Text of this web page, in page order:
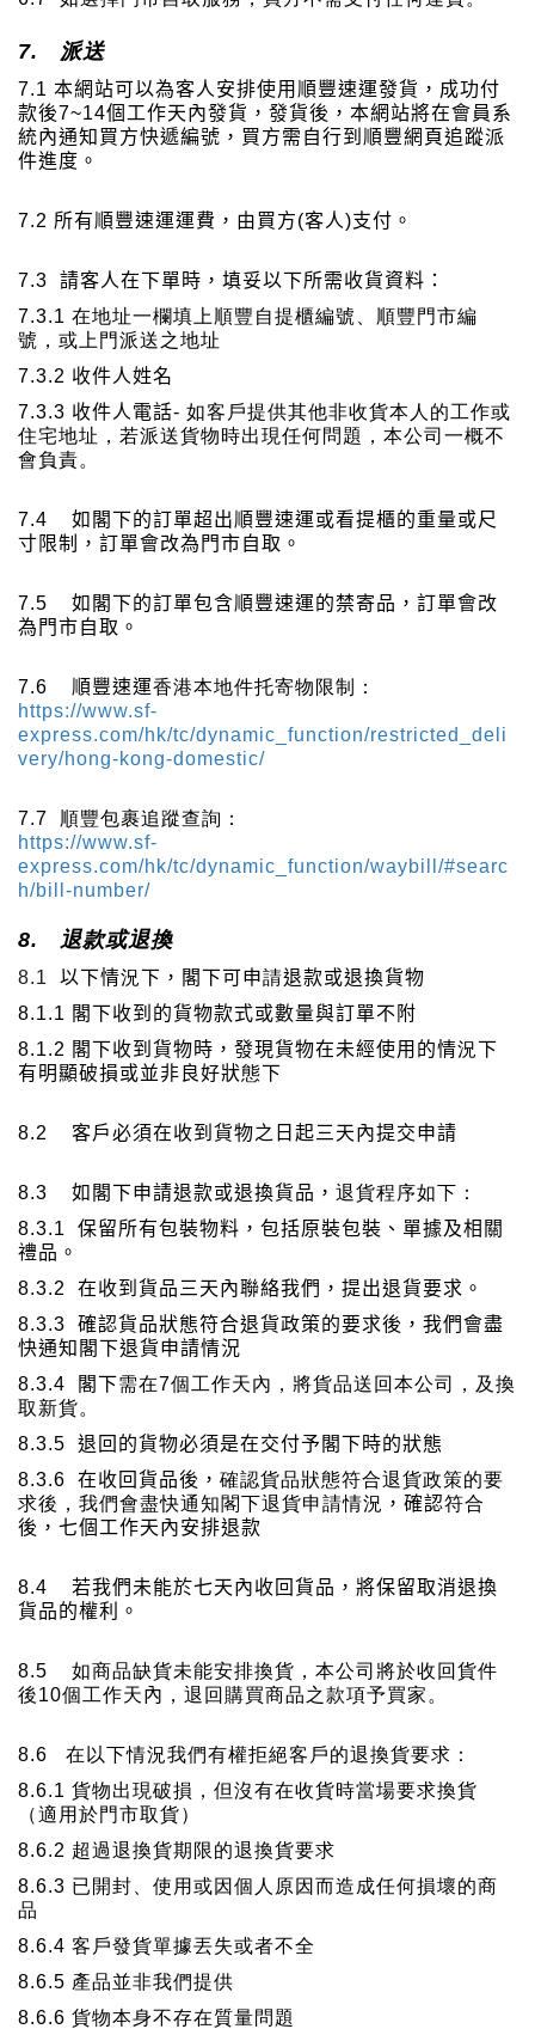
7. 派送
7.1 本網站可以為客人安排使用順豐速運發貨，成功付
款後7~14個工作天內發貨，發貨後，本網站將在會員系
統內通知買方快遞編號，買方需自行到順豐網頁追蹤派
件進度。
7.2 所有順豐速運運費，由買方(客人)支付。
7.3 請客人在下單時，填妥以下所需收貨資料：
7.3.1 在地址一欄填上順豐自提櫃編號、順豐門市編
號，或上門派送之地址
7.3.2 收件人姓名
7.3.3 收件人電話- 如客戶提供其他非收貨本人的工作或
住宅地址，若派送貨物時出現任何問題，本公司一概不
會負責。
7.4 如閣下的訂單超出順豐速運或看提櫃的重量或尺
寸限制，訂單會改為門市自取。
7.5 如閣下的訂單包含順豐速運的禁寄品，訂單會改
為門市自取。
7.6 順豐速運香港本地件托寄物限制：
https://www.sf-
express.com/hk/tc/dynamic_function/restricted_deli
very/hong-kong-domestic/
7.7 順豐包裹追蹤查詢：
https://www.sf-
express.com/hk/tc/dynamic_function/waybill/#searc
h/bill-number/
8. 退款或退換
8.1 以下情況下，閣下可申請退款或退換貨物
8.1.1 閣下收到的貨物款式或數量與訂單不附
8.1.2 閣下收到貨物時，發現貨物在未經使用的情況下
有明顯破損或並非良好狀態下
8.2 客戶必須在收到貨物之日起三天內提交申請
8.3 如閣下申請退款或退換貨品， 退貨程序如下：
8.3.1 保留所有包裝物料，包括原裝包裝、單據及相關
禮品。
8.3.2 在收到貨品三天內聯絡我們，提出退貨要求。
8.3.3 確認貨品狀態符合退貨政策的要求後，我們會盡
快通知閣下退貨申請情況
8.3.4
閣下需在7個工作天內，將貨品送回本公司，及換
取新貨。
8.3.5 退回的貨物必須是在交付予閣下時的狀態
8.3.6 在收回貨品後， 確認貨品狀態符合退貨政策的要
求後，我們會盡快通知閣下退貨申請情況 ，確認符合
後，七個工作天內安排退款
8.4 若我們未能於七天內收回貨品，將保留取消退換
貨品的權利。
8.5 如商品缺貨未能安排換貨，本公司將於收回貨件
後10個工作天內 ，退回購買商品之款項予買家。
8.6 在以下情況我們有權拒絕客戶的退換貨要求：
8.6.1 貨物出現破損，但沒有在收貨時當場要求換貨
（適用於門市取貨）
8.6.2 超過退換貨期限的退換貨要求
8.6.3 已開封、使用或因個人原因而造成任何損壞的商
品
8.6.4 客戶發貨單據丟失或者不全
8.6.5 產品並非我們提供
8.6.6 貨物本身不存在質量問題